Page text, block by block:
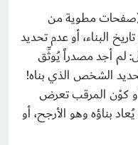
(صفحات مطوية من
البناء، أو عدم تحديد
لم أجد مصدراً يُوثِّق
الشخص الذي بناه!
أو كوْن المرقب تعرض
بناؤه وهو الأرجح، أو